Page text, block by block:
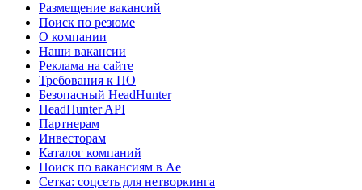
Размещение вакансий
Поиск по резюме
О компании
Наши вакансии
Реклама на сайте
Требования к ПО
Безопасный HeadHunter
HeadHunter API
Партнерам
Инвесторам
Каталог компаний
Поиск по вакансиям в Ае
Сетка: соцсеть для нетворкинга